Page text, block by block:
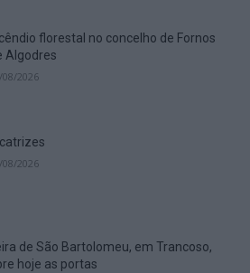
florestal no concelho de Fornos
Algodres
08/2026
08/2026
de São Bartolomeu, em Trancoso,
hoje as portas